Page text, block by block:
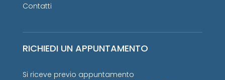
Contatti
RICHIEDI UN APPUNTAMENTO
Si riceve previo appuntamento